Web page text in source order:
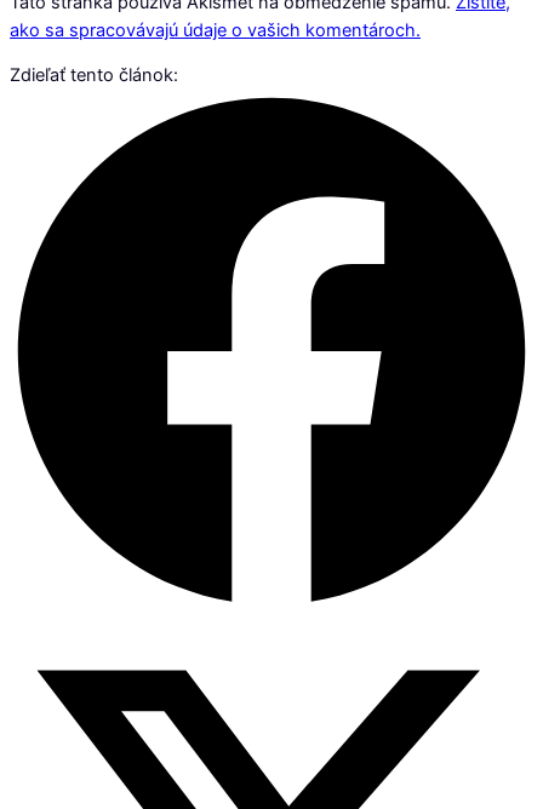
ako sa spracovávajú údaje o vašich komentároch.
Zdieľať tento článok: